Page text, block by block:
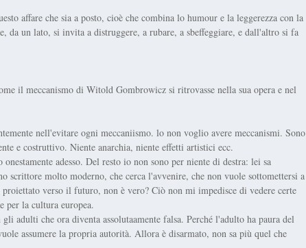
affare che sia a posto, cioè che combina lo humour e la leggerezza con la
da un lato, si invita a distruggere, a rubare, a sbeffeggiare, e dall'altro si fa
il meccanismo di Witold Gombrowicz si ritrovasse nella sua opera e nel
nell'evitare ogni meccaniismo. lo non voglio avere meccanismi. Sono
e costruttivo. Niente anarchia, niente effetti artistici ecc.
adesso. Del resto io non sono per niente di destra: lei sa
scrittore molto moderno, che cerca l'avvenire, che non vuole sottomettersi a
verso il futuro, non è vero? Ciò non mi impedisce di vedere certe
per la cultura europea.
adulti che ora diventa assolutaamente falsa. Perché l'adulto ha paura del
assumere la propria autorità. Allora è disarmato, non sa più quel che